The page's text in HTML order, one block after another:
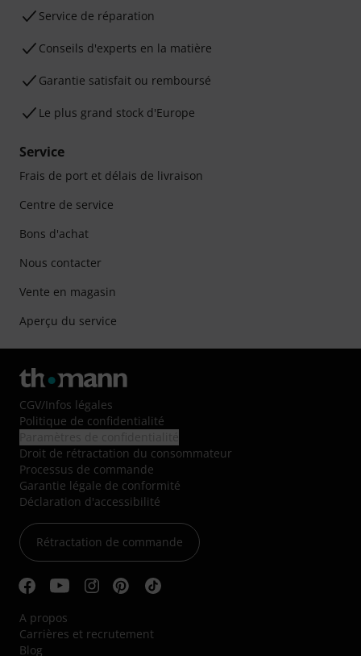
Service de réparation
Conseils d'experts en la matière
Garantie satisfait ou remboursé
Le plus grand stock d'Europe
Service
Frais de port et délais de livraison
Centre de service
Bons d'achat
Nous contacter
Vente en magasin
Aperçu du service
CGV/Infos légales
Politique de confidentialité
Droit de rétractation du consommateur
Processus de commande
Garantie légale de conformité
Déclaration d'accessibilité
Rétractation de commande
A propos
Carrières et recrutement
Blog